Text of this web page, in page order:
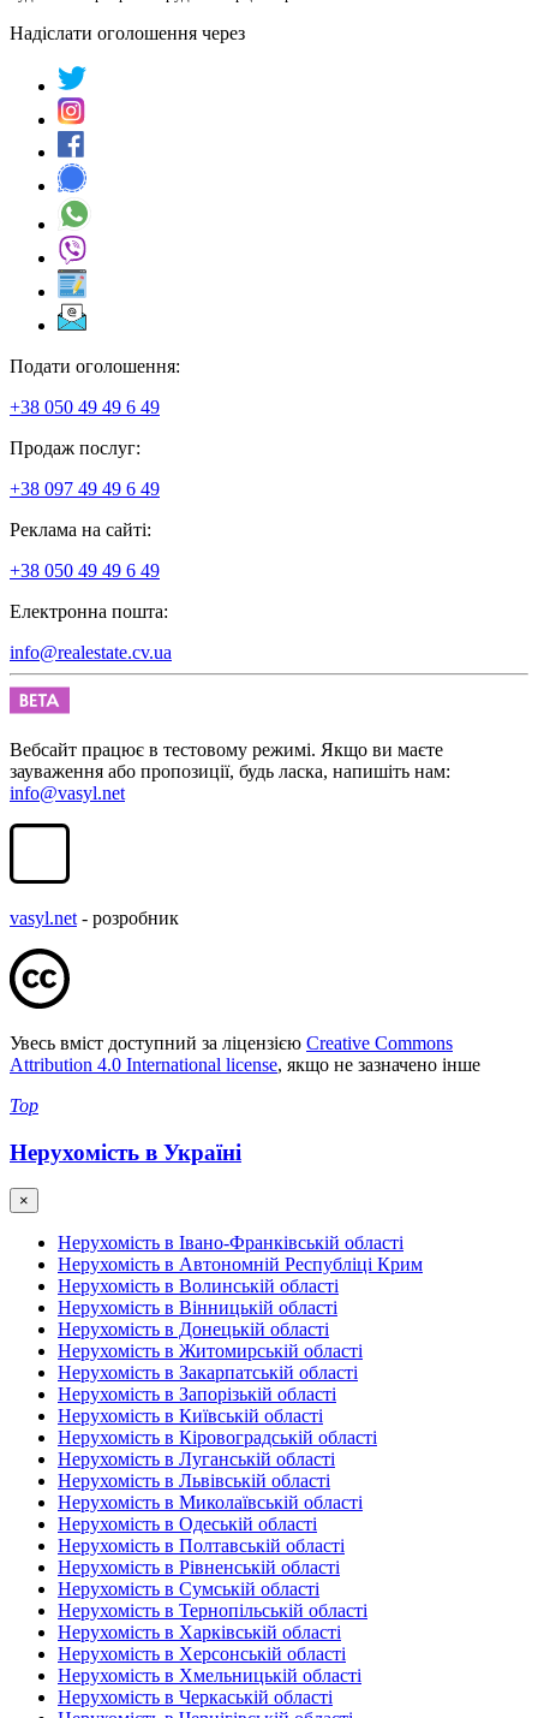
Надіслати оголошення через
Подати оголошення:
+38 050 49 49 6 49
Продаж послуг:
+38 097 49 49 6 49
Реклама на сайті:
+38 050 49 49 6 49
Електронна пошта:
info@realestate.cv.ua
Вебсайт працює в тестовому режимі. Якщо ви маєте
зауваження або пропозиції, будь ласка, напишіть нам:
info@vasyl.net
vasyl.net - розробник
Увесь вміст доступний за ліцензією Creative Commons
Attribution 4.0 International license, якщо не зазначено інше
Top
Нерухомість в Україні
×
Нерухомість в Івано-Франківській області
Нерухомість в Автономній Республіці Крим
Нерухомість в Волинській області
Нерухомість в Вінницькій області
Нерухомість в Донецькій області
Нерухомість в Житомирській області
Нерухомість в Закарпатській області
Нерухомість в Запорізькій області
Нерухомість в Київській області
Нерухомість в Кіровоградській області
Нерухомість в Луганській області
Нерухомість в Львівській області
Нерухомість в Миколаївській області
Нерухомість в Одеській області
Нерухомість в Полтавській області
Нерухомість в Рівненській області
Нерухомість в Сумській області
Нерухомість в Тернопільській області
Нерухомість в Харківській області
Нерухомість в Херсонській області
Нерухомість в Хмельницькій області
Нерухомість в Черкаській області